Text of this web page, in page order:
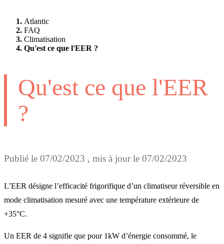
Atlantic
FAQ
Climatisation
Qu'est ce que l'EER ?
Qu'est ce que l'EER
?
Publié le 07/02/2023 , mis à jour le 07/02/2023
L’EER désigne l’efficacité frigorifique d’un climatiseur réversible en
mode climatisation mesuré avec une température extérieure de
+35°C.
Un EER de 4 signifie que pour 1kW d’énergie consommé, le